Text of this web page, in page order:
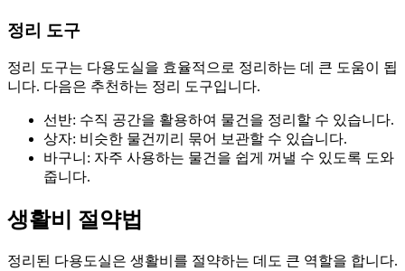
정리 도구
정리 도구는 다용도실을 효율적으로 정리하는 데 큰 도움이 됩
니다. 다음은 추천하는 정리 도구입니다.
선반: 수직 공간을 활용하여 물건을 정리할 수 있습니다.
상자: 비슷한 물건끼리 묶어 보관할 수 있습니다.
바구니: 자주 사용하는 물건을 쉽게 꺼낼 수 있도록 도와
줍니다.
생활비 절약법
정리된 다용도실은 생활비를 절약하는 데도 큰 역할을 합니다.